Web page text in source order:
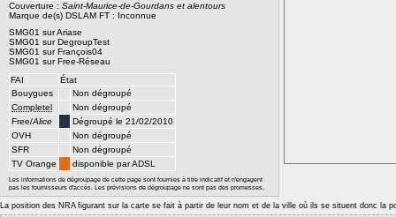
Couverture : Saint-Maurice-de-Gourdans et alentours
Marque de(s) DSLAM FT : Inconnue
SMG01 sur Ariase
SMG01 sur DegroupTest
SMG01 sur François04
SMG01 sur Free-Réseau
FAI
État
Bouygues
Non dégroupé
Completel
Non dégroupé
Free/Alice
Dégroupé le 21/02/2010
OVH
Non dégroupé
SFR
Non dégroupé
TV Orange
disponible par ADSL
Les informations de dégroupage de cette page sont fournies à titre indicatif et n'engagent
pas les fournisseurs d'accès. Les prévisions de dégroupage ne sont pas des promesses.
La position des NRA figurant sur la carte se fait à partir de leur nom et de la ville où ils se situent donc la